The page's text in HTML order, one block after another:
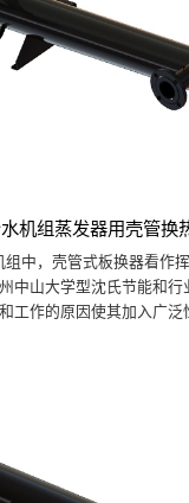
机组蒸发器用壳管换
组中，壳管式板换器看作
中山大学型沈氏节能和行
工作的原因使其加入广泛